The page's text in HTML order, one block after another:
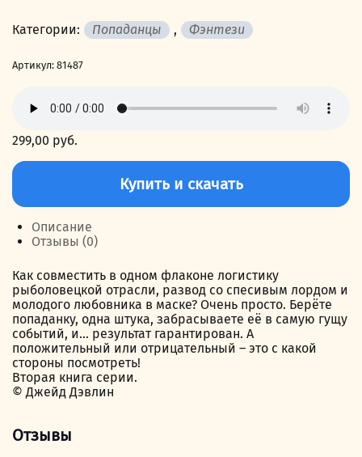
Категории: Попаданцы , Фэнтези
Артикул: 81487
299,00 руб.
Количество
Ледяные
маски
Оверхольма
2
Купить и скачать
Описание
Отзывы (0)
Как совместить в одном флаконе логистику
рыболовецкой отрасли, развод со спесивым лордом и
молодого любовника в маске? Очень просто. Берёте
попаданку, одна штука, забрасываете её в самую гущу
событий, и… результат гарантирован. А
положительный или отрицательный – это с какой
стороны посмотреть!
Вторая книга серии.
© Джейд Дэвлин
Отзывы